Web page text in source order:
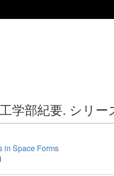
学部紀要. シリー
in Space Forms